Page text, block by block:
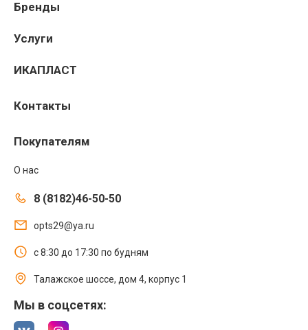
Бренды
Услуги
ИКАПЛАСТ
Контакты
Покупателям
О нас
8 (8182)46-50-50
opts29@ya.ru
с 8:30 до 17:30 по будням
Талажское шоссе, дом 4, корпус 1
Мы в соцсетях: